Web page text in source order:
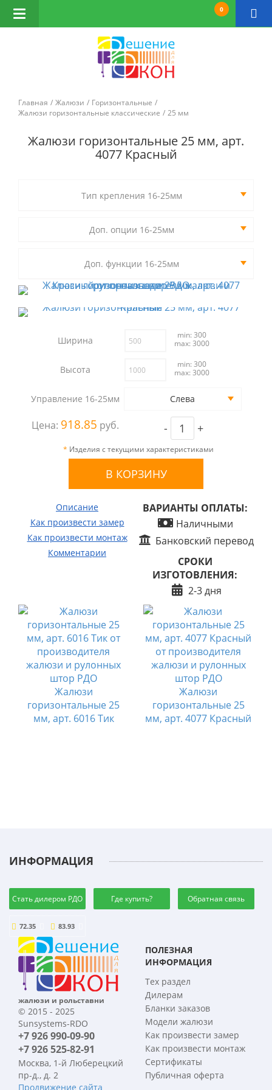
0
Открыть
навигацию
Главная Жалюзи
Горизонтальные
Жалюзи горизонтальные классические
25 мм
Жалюзи горизонтальные 25 мм, арт.
4077 Красный
Тип крепления 16-25мм
Доп. опции 16-25мм
Доп. функции 16-25мм
Ширина
min: 300
max: 3000
Высота
min: 300
max: 3000
Управление 16-25мм Слева
Цена: 918.85 руб. - +
* Изделия с текущими характеристиками
Описание
Как произвести замер
Как произвести монтаж
Комментарии
ВАРИАНТЫ ОПЛАТЫ:
Наличными
Банковский перевод
СРОКИ
ИЗГОТОВЛЕНИЯ:
2-3 дня
Жалюзи
горизонтальные 25
мм, арт. 6016 Тик
Жалюзи
горизонтальные 25
мм, арт. 4077 Красный
ИНФОРМАЦИЯ
Стать дилером РДО Где купить? Обратная связь
72.35 83.93
жалюзи и рольставни
© 2015 - 2025
Sunsystems-RDO
+7 926 990-09-90
+7 926 525-82-91
Москва, 1-й Люберецкий
пр-д., д. 2
Продвижение сайта
ПОЛЕЗНАЯ
ИНФОРМАЦИЯ
Тех раздел
Дилерам
Бланки заказов
Модели жалюзи
Как произвести замер
Как произвести монтаж
Сертификаты
Публичная оферта